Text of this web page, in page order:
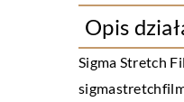
Opis
Sigma Stretch